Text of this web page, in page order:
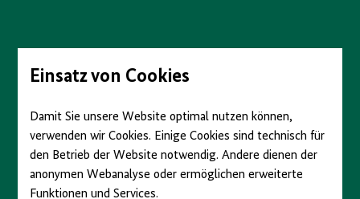
Seiteninhalt
springenEinsatz von Cookies
Damit Sie unsere Website optimal nutzen können,
verwenden wir Cookies. Einige Cookies sind technisch für
den Betrieb der Website notwendig. Andere dienen der
anonymen Webanalyse oder ermöglichen erweiterte
Funktionen und Services.